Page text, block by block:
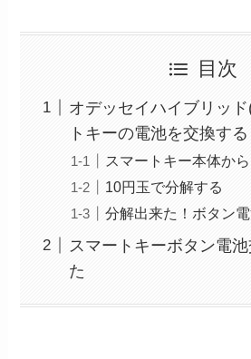
目次
オデッセイハイブリッ
トキーの電池を交換する
スマートキー本体か
10円玉で分解する
分解出来た！ボタン
スマートキーボタン電
た